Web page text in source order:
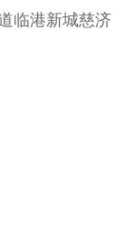
临港新城慈济